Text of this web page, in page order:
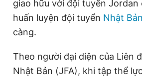
Đọc Thanh Niên trên điện thoại
Theo dõi báo trên
giao hữu với đội tuyển Jordan
huấn luyện đội tuyển Nhật Bản
càng.
Theo người đại diện của Liên
Nhật Bản (JFA), khi tập thể